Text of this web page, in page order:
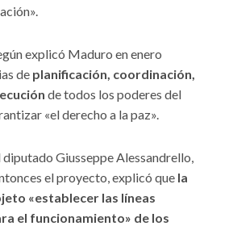
explicó Maduro en enero
de planificación, coordinación,
de todos los poderes del
«el derecho a la paz».
diputado Giusseppe Alessandrello,
el proyecto, explicó que la
«establecer las líneas
el funcionamiento» de los